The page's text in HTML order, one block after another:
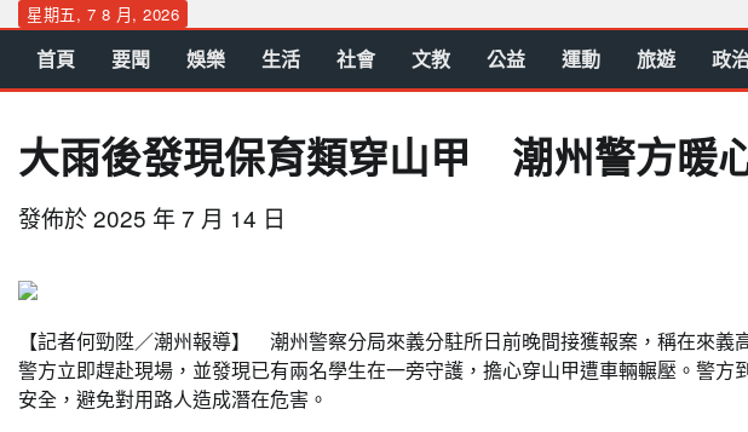
Skip
content
星期五, 7 8 月, 2026
首頁 要聞 娛樂 生活 社會 文教 公益 運動 旅遊 政
大雨後發現保育類穿山甲 潮州警方暖
發佈於2025 年 7 月 14 日
【記者何勁陞／潮州報導】 潮州警察分局來義分駐所日前晚間接獲報案，稱在來義
警方立即趕赴現場，並發現已有兩名學生在一旁守護，擔心穿山甲遭車輛輾壓。警
安全，避免對用路人造成潛在危害。